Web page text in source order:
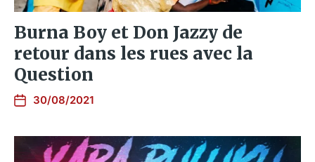
Burna Boy et Don Jazzy de
retour dans les rues avec la
Question
30/08/2021